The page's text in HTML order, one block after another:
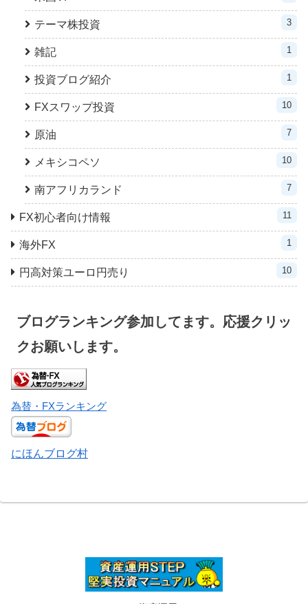
テーマ株投資 3
雑記 1
投資ブログ紹介 1
FXスワップ投資 10
原油 7
メキシコペソ 10
南アフリカランド 7
FX初心者向け情報 11
海外FX 1
円高対策ユーロ円売り 10
ブログランキング参加してます。応援クリッ
クお願いします。
為替・FXランキング
にほんブログ村